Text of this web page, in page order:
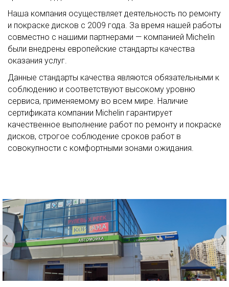
Наша компания осуществляет деятельность по ремонту
и покраске дисков с 2009 года. За время нашей работы
совместно с нашими партнерами — компанией Michelin
были внедрены европейские стандарты качества
оказания услуг.
Данные стандарты качества являются обязательными к
соблюдению и соответствуют высокому уровню
сервиса, применяемому во всем мире. Наличие
сертификата компании Michelin гарантирует
качественное выполнение работ по ремонту и покраске
дисков, строгое соблюдение сроков работ в
совокупности с комфортными зонами ожидания.